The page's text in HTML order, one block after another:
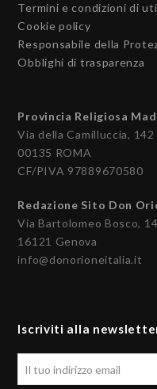
Termini e condizioni di
Cookie policy
Responsabile della
Obblighi di trasparenza
Provincia Religiosa
Via della Camilluccia, 142
00135 ROMA
CF/PIVA 97889670580
Redazione Sito Don
Via Bartolomeo Bosco, 14
16121 Genova
info@donorioneitalia.it
Iscriviti alla